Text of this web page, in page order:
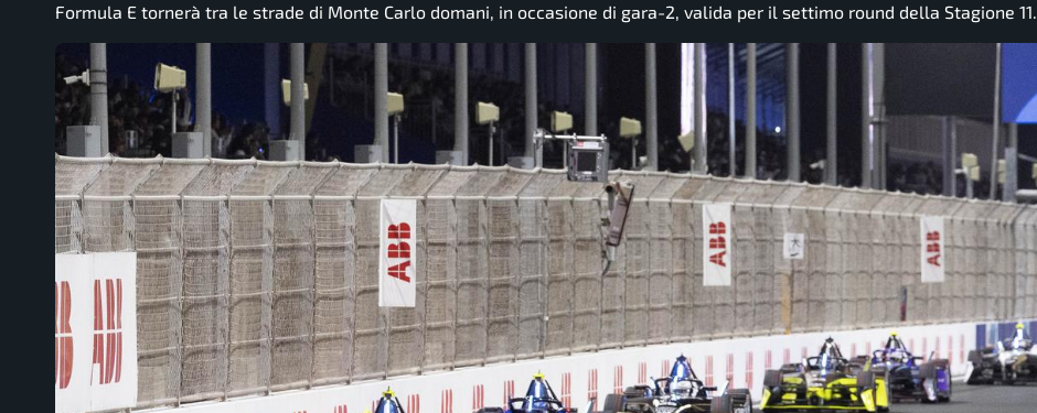
Formula E tornerà tra le strade di Monte Carlo domani, in occasione di gara-2, valida per il settimo round della Stagione 11.